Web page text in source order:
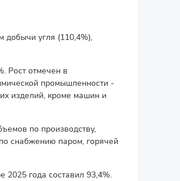
добычи угля (110,4%),
Рост отмечен в
промышленности -
изделий, кроме машин и
по производству,
снабжению паром, горячей
2025 года составил 93,4%.